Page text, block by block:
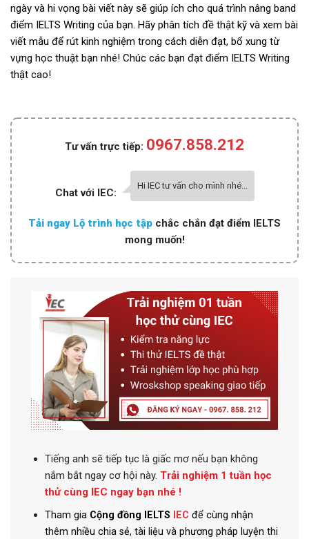
ngày và hi vọng bài viết này sẽ giúp ích cho quá trình nâng band
điểm IELTS Writing của bạn. Hãy phân tích đề thật kỹ và xem bài
viết mẫu để rút kinh nghiệm trong cách diễn đạt, bổ xung từ
vựng học thuật bạn nhé! Chúc các bạn đạt điểm IELTS Writing
thật cao!
Tư vấn trực tiếp: 0967.858.212
Chat với IEC:
Hi IEC tư vấn cho mình nhé...
Tải ngay Lộ trình học tập chắc chắn đạt điểm IELTS
mong muốn!
Tiếng anh sẽ tiếp tục là giấc mơ nếu bạn không
nắm bắt ngay cơ hội này. Trải nghiệm 1 tuần học
thử cùng IEC ngay bạn nhé !
Tham gia Cộng đồng IELTS IEC để cùng nhận
thêm nhiều chia sẻ, tài liệu và phương pháp luyện thi